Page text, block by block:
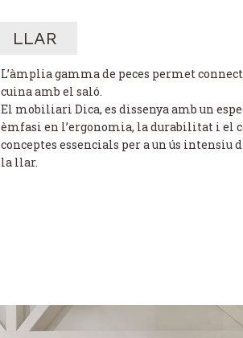
LLAR
L’àmplia gamma de peces permet
cuina amb el saló.
El mobiliari Dica, es dissenya amb un
èmfasi en l’ergonomia, la durabilitat i el
conceptes essencials per a un ús intensiu
la llar.